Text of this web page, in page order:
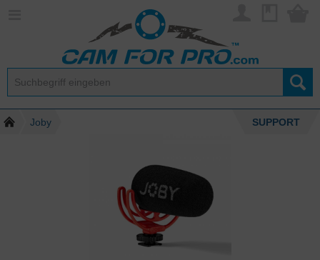
Joby SUPPORT